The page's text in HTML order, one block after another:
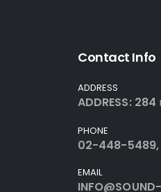
Contact Info
ADDRESS
ADDRESS:
PHONE
02-448-
EMAIL